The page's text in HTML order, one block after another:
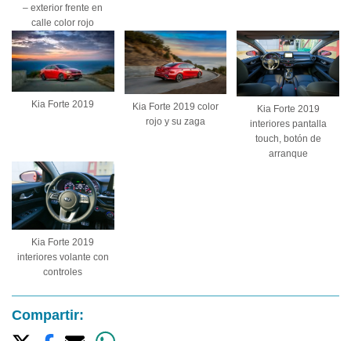
– exterior frente en
calle color rojo
Kia Forte 2019
Kia Forte 2019 color
rojo y su zaga
Kia Forte 2019
interiores pantalla
touch, botón de
arranque
Kia Forte 2019
interiores volante con
controles
Compartir: